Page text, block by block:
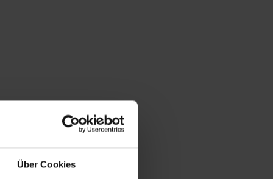
Über Cookies